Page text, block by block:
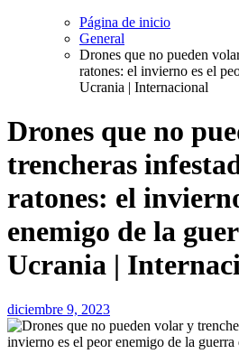
Página de inicio
General
Drones que no pueden
ratones: el invierno es el
Ucrania | Internacional
Drones que no
trencheras
ratones: el
enemigo de la
Ucrania |
diciembre 9, 2023